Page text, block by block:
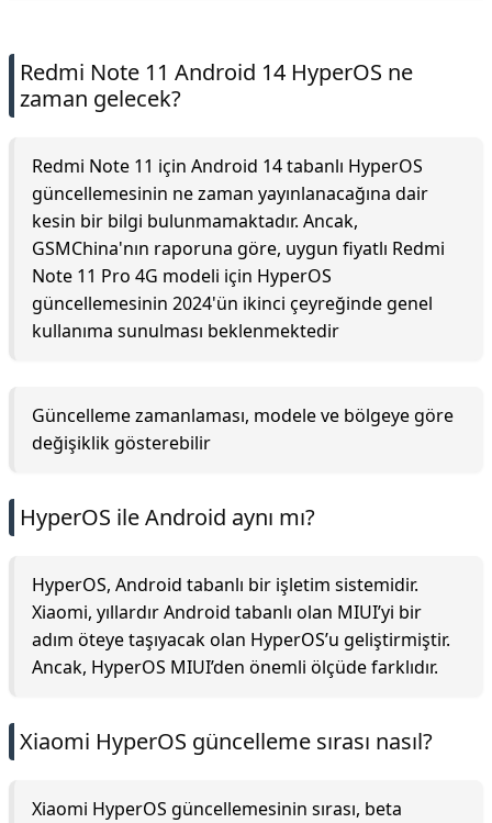
Redmi Note 11 Android 14 HyperOS ne
zaman gelecek?
Redmi Note 11 için Android 14 tabanlı HyperOS
güncellemesinin ne zaman yayınlanacağına dair
kesin bir bilgi bulunmamaktadır. Ancak,
GSMChina'nın raporuna göre, uygun fiyatlı Redmi
Note 11 Pro 4G modeli için HyperOS
güncellemesinin 2024'ün ikinci çeyreğinde genel
kullanıma sunulması beklenmektedir
Güncelleme zamanlaması, modele ve bölgeye göre
değişiklik gösterebilir
HyperOS ile Android aynı mı?
HyperOS, Android tabanlı bir işletim sistemidir.
Xiaomi, yıllardır Android tabanlı olan MIUI’yi bir
adım öteye taşıyacak olan HyperOS’u geliştirmiştir.
Ancak, HyperOS MIUI’den önemli ölçüde farklıdır.
Xiaomi HyperOS güncelleme sırası nasıl?
Xiaomi HyperOS güncellemesinin sırası, beta